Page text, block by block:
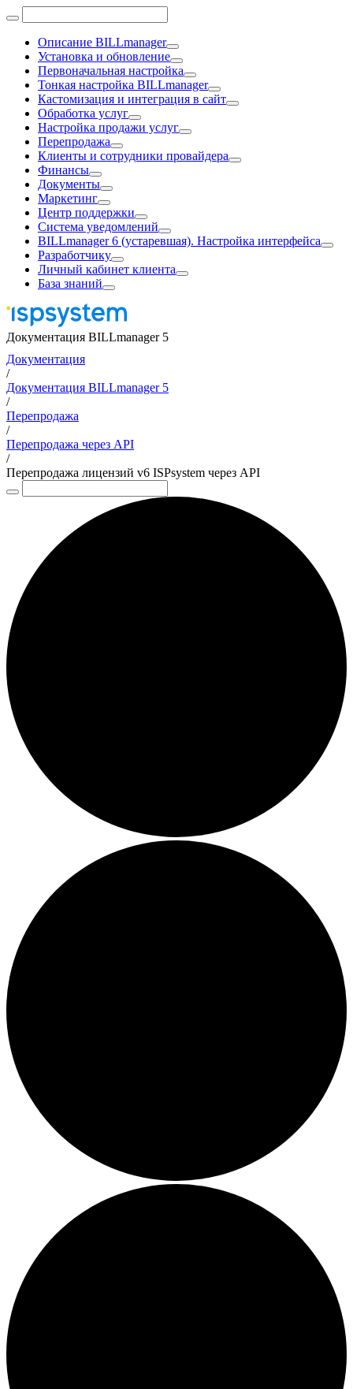
Описание BILLmanager
Установка и обновление
Первоначальная настройка
Тонкая настройка BILLmanager
Кастомизация и интеграция в сайт
Обработка услуг
Настройка продажи услуг
Перепродажа
Клиенты и сотрудники провайдера
Финансы
Документы
Маркетинг
Центр поддержки
Система уведомлений
BILLmanager 6 (устаревшая). Настройка интерфейса
Разработчику
Личный кабинет клиента
База знаний
Документация BILLmanager 5
Документация
/
Документация BILLmanager 5
/
Перепродажа
/
Перепродажа через API
/
Перепродажа лицензий v6 ISPsystem через API